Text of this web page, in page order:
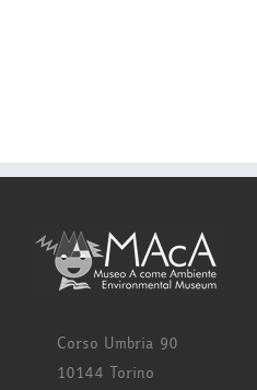
Corso Umbria 90
10144 Torino